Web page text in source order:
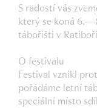
S radostí vás
který se koná
tábořišti v
O festivalu
Festival vznikl
pořádáme letní
speciální místo